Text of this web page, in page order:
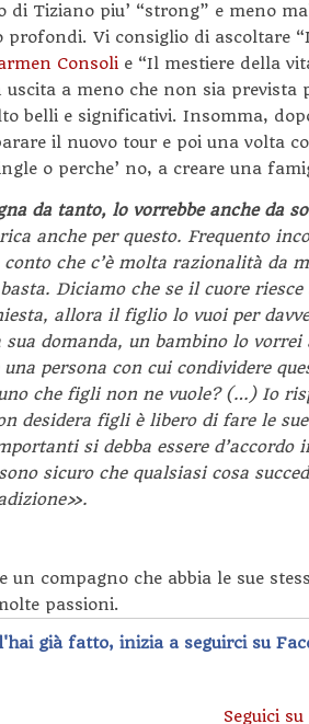
di Tiziano piu’ “strong” e meno
profondi. Vi consiglio di ascoltare
Consoli e “Il mestiere della
a meno che non sia prevista
belli e significativi. Insomma,
il nuovo tour e poi una volta
o perche’ no, a creare una
da tanto, lo vorrebbe anche da
anche per questo. Frequento
che c’è molta razionalità da
Diciamo che se il cuore
allora il figlio lo vuoi per
domanda, un bambino lo vorrei
persona con cui condividere
che figli non ne vuole? (…) Io
desidera figli è libero di fare le
si debba essere d’accordo
sicuro che qualsiasi cosa
un compagno che abbia le sue
passioni.
già fatto, inizia a seguirci su
Seguici